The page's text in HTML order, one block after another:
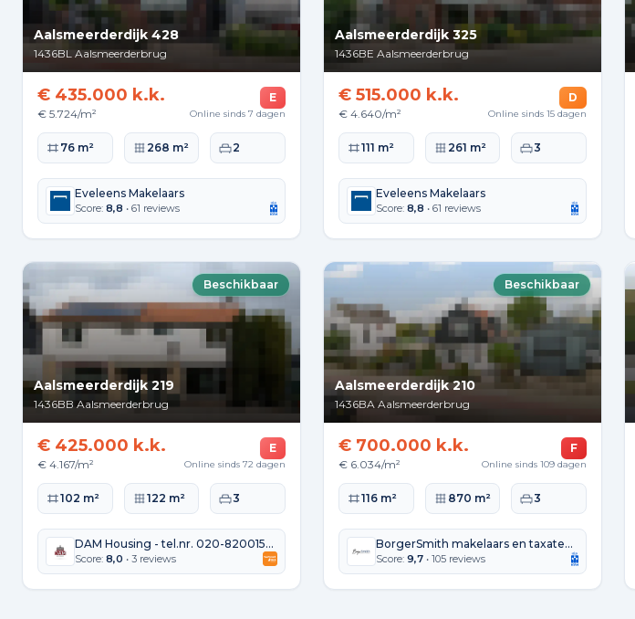
Aalsmeerderdijk 428
1436BL Aalsmeerderbrug
€ 435.000 k.k.
€ 5.724/m²
E
Online sinds 7 dagen
Woonoppervlakte
76 m² Perceeloppervlakte
268 m² Slaapkamers
2
Eveleens Makelaars
Score: 8,8 • 61 reviews
Aalsmeerderdijk 325
1436BE Aalsmeerderbrug
€ 515.000 k.k.
€ 4.640/m²
D
Online sinds 15 dagen
Woonoppervlakte
111 m² Perceeloppervlakte
261 m² Slaapkamers
3
Eveleens Makelaars
Score: 8,8 • 61 reviews
Beschikbaar
Aalsmeerderdijk 219
1436BB Aalsmeerderbrug
€ 425.000 k.k.
€ 4.167/m²
E
Online sinds 72 dagen
Woonoppervlakte
102 m² Perceeloppervlakte
122 m² Slaapkamers
3
DAM Housing - tel.nr. 020-8200159 | DAMhousing.nl
Score: 8,0 • 3 reviews
Beschikbaar
Aalsmeerderdijk 210
1436BA Aalsmeerderbrug
€ 700.000 k.k.
€ 6.034/m²
F
Online sinds 109 dagen
Woonoppervlakte
116 m² Perceeloppervlakte
870 m² Slaapkamers
3
BorgerSmith makelaars en taxateurs
Score: 9,7 • 105 reviews